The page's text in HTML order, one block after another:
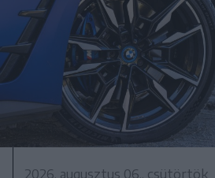
2026. augusztus 06., csütörtök